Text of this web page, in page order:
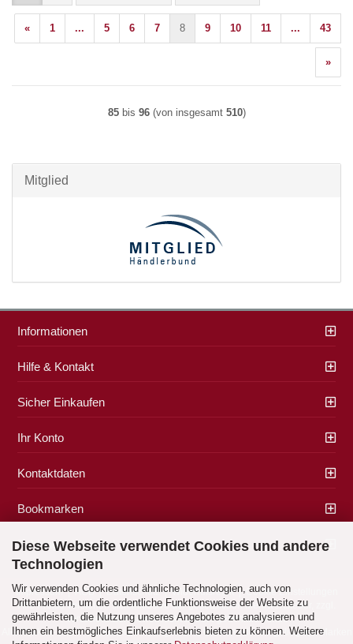
Diese Webseite verwendet Cookies und andere
Technologien
Wir verwenden Cookies und ähnliche Technologien, auch von
Drittanbietern, um die ordentliche Funktionsweise der Website zu
gewährleisten, die Nutzung unseres Angebotes zu analysieren und
Ihnen ein bestmögliches Einkaufserlebnis bieten zu können. Weitere
« 1 ... 5 6 7 8 9 10 11 ... 43
»
85bis 96(von insgesamt 510)
Mitglied
Informationen
Hilfe & Kontakt
Sicher Einkaufen
Ihr Konto
Kontaktdaten
Bookmarken
Zahlung & Versand
Impressum|AGB|Datenschutz|Widerrufsrecht| Cookie Einstellungen
Alle Preise verstehen sich inklusive der gesetzlichen Mehrwertsteuer, zzgl.
Versandkostensoweit nicht anders gekennzeichnet.
Alle Marken- und Produktbeschreibungen sind Marken oder eingetragene Marken